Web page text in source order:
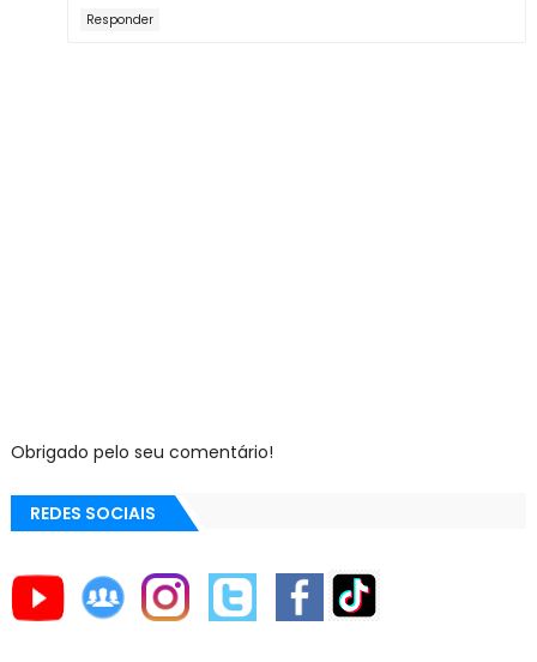
Responder
Obrigado pelo seu comentário!
REDES SOCIAIS